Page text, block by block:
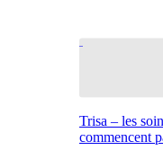
Trisa – les
commencent